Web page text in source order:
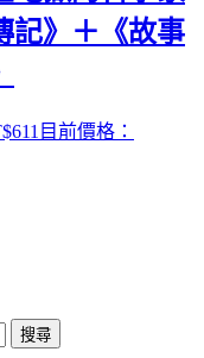
記》＋《故事
611 目前價格：